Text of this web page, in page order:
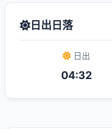
日出日落
日出
04:32